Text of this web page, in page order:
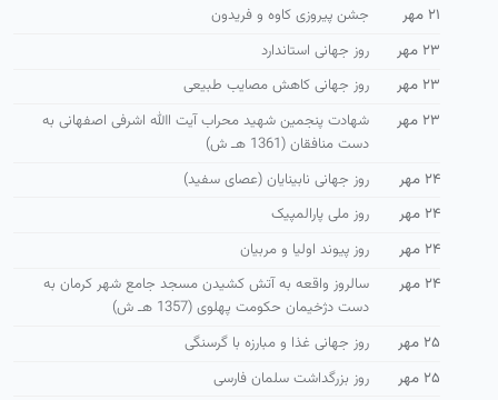
۲۱ مهر
جشن پیروزی کاوه و فریدون
۲۳ مهر
روز جهانی استاندارد
۲۳ مهر
روز جهانی كاهش مصايب طبيعی
۲۳ مهر
شهادت پنجمین شهید محراب آیت االله اشرفی اصفهانی به
دست منافقان (1361 هـ ش)
۲۴ مهر
روز جهانی نابینایان (عصای سفید)
۲۴ مهر
روز ملی پارالمپیک
۲۴ مهر
روز پیوند اولیا و مربیان
۲۴ مهر
سالروز واقعه به آتش كشیدن مسجد جامع شهر كرمان به
دست دژخیمان حكومت پهلوی (1357 هـ ش)
۲۵ مهر
روز جهانی غذا و مبارزه با گرسنگی
۲۵ مهر
روز بزرگداشت سلمان فارسی